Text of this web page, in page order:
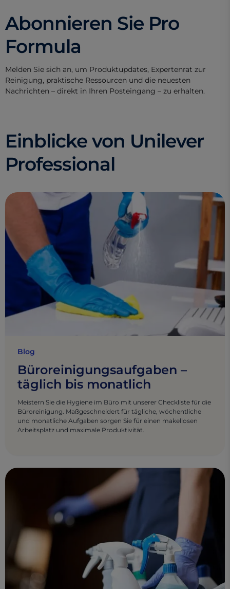
Abonnieren Sie Pro
Formula
Melden Sie sich an, um Produktupdates, Expertenrat zur
Reinigung, praktische Ressourcen und die neuesten
Nachrichten – direkt in Ihren Posteingang – zu erhalten.
Einblicke von Unilever
Professional
Blog
Büroreinigungsaufgaben –
täglich bis monatlich
Meistern Sie die Hygiene im Büro mit unserer Checkliste für die
Büroreinigung. Maßgeschneidert für tägliche, wöchentliche
und monatliche Aufgaben sorgen Sie für einen makellosen
Arbeitsplatz und maximale Produktivität.